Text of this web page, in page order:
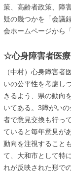
策、高齢者政策、障
疑の幾つかを「会議
会ホームページから
☆心身障害者医
（中村）心身障害
いの公平性を考慮し
きるよう、県の動向
いてある。3障がい
者で意見交換も行っ
ていると毎年意見が
動向を注視すること
て、大和市として特
れが反映された形で